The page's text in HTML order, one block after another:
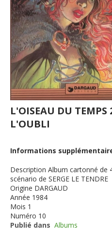
L'OISEAU DU TEMPS
L'OUBLI
Informations
Description Album cartonné de
scénario de SERGE LE TENDRE
Origine DARGAUD
Année 1984
Mois 1
Numéro 10
Publié dans Albums